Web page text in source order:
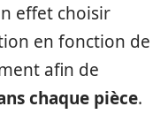
effet choisir
en fonction de
afin de
chaque pièce.